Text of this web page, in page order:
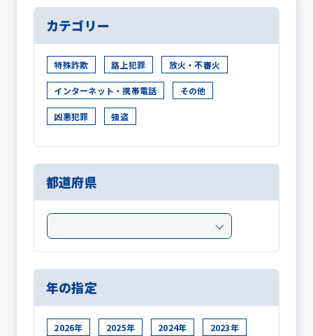
カテゴリー
特殊詐欺 路上犯罪 放火・不審火
インターネット・携帯電話 その他
凶悪犯罪 強盗
都道府県
年の指定
2026年 2025年 2024年 2023年